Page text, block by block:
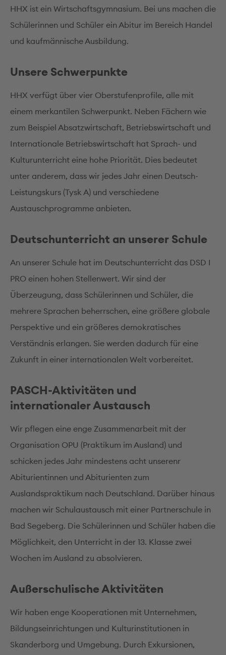
HHX ist ein Wirtschaftsgymnasium. Bei uns machen die
Schülerinnen und Schüler ein Abitur im Bereich Handel
und kaufmännische Ausbildung.
Unsere Schwerpunkte
HHX verfügt über vier Oberstufenprofile, alle mit
einem merkantilen Schwerpunkt. Neben Fächern wie
zum Beispiel Absatzwirtschaft, Betriebswirtschaft und
Internationale Betriebswirtschaft hat Sprach- und
Kulturunterricht eine hohe Priorität. Dies bedeutet
unter anderem, dass wir jedes Jahr einen Deutsch-
Leistungskurs (Tysk A) und verschiedene
Austauschprogramme anbieten.
Deutschunterricht an unserer Schule
An unserer Schule hat im Deutschunterricht das DSD I
PRO einen hohen Stellenwert. Wir sind der
Überzeugung, dass Schülerinnen und Schüler, die
mehrere Sprachen beherrschen, eine größere globale
Perspektive und ein größeres demokratisches
Verständnis erlangen. Sie werden dadurch für eine
Zukunft in einer internationalen Welt vorbereitet.
PASCH-Aktivitäten und
internationaler Austausch
Wir pflegen eine enge Zusammenarbeit mit der
Organisation OPU (Praktikum im Ausland) und
schicken jedes Jahr mindestens acht unserenr
Abiturientinnen und Abiturienten zum
Auslandspraktikum nach Deutschland. Darüber hinaus
machen wir Schulaustausch mit einer Partnerschule in
Bad Segeberg. Die Schülerinnen und Schüler haben die
Möglichkeit, den Unterricht in der 13. Klasse zwei
Wochen im Ausland zu absolvieren.
Außerschulische Aktivitäten
Wir haben enge Kooperationen mit Unternehmen,
Bildungseinrichtungen und Kulturinstitutionen in
Skanderborg und Umgebung. Durch Exkursionen,